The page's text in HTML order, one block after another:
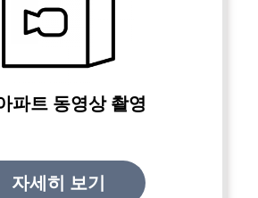
파트 동영상 촬영
자세히 보기